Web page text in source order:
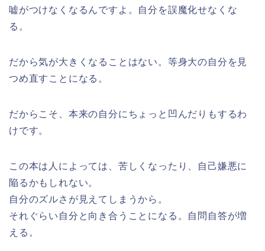
嘘がつけなくなるんですよ。自分を誤魔化せなくな
る。
だから気が大きくなることはない。等身大の自分を見
つめ直すことになる。
だからこそ、本来の自分にちょっと凹んだりもするわ
けです。
この本は人によっては、苦しくなったり、自己嫌悪に
陥るかもしれない。
自分のズルさが見えてしまうから。
それぐらい自分と向き合うことになる。自問自答が増
える。